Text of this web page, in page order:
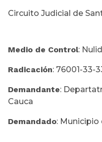
Circuito Judicial de
Medio de Control:
Radicación: 76001-33-
Demandante:
Cauca
Demandado: Municipio